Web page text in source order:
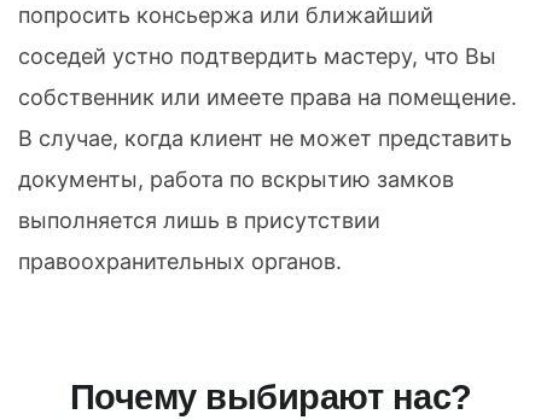
попросить консьержа или ближайший
соседей устно подтвердить мастеру, что Вы
собственник или имеете права на помещение.
В случае, когда клиент не может представить
документы, работа по вскрытию замков
выполняется лишь в присутствии
правоохранительных органов.
Почему выбирают нас?